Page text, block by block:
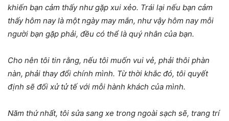
khiến bạn cảm thấy như gặp xui xẻo. Trái lại nếu bạn cảm
thấy hôm nay là một ngày may mắn, như vậy hôm nay mỗi
người bạn gặp phải, đều có thể là quý nhân của bạn.
Cho nên tôi tin rằng, nếu tôi muốn vui vẻ, phải thôi phàn
nàn, phải thay đổi chính mình. Từ thời khắc đó, tôi quyết
định sẽ đối xử tử tế với mỗi hành khách của mình.
Năm thứ nhất, tôi sửa sang xe trong ngoài sạch sẽ, trang trí